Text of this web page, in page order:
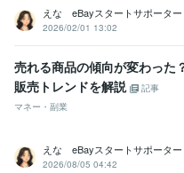
えな eBayスタートサポーター
2026/02/01 13:02
売れる商品の傾向が変わった
販売トレンドを解説
記事
マネー・副業
えな eBayスタートサポーター
2026/08/05 04:42